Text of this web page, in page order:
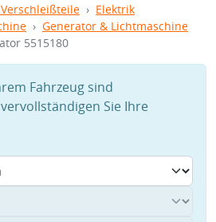
Elektrik
Generator & Lichtmaschine
5515180
Fahrzeug sind
Sie Ihre